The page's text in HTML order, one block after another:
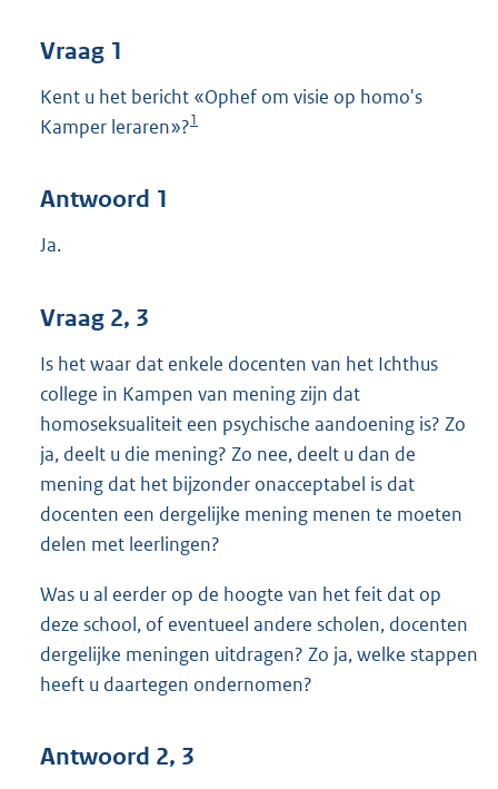
Vraag 1
Kent u het bericht «Ophef om visie op homo's
Kamper leraren»?1
Antwoord 1
Ja.
Vraag 2, 3
Is het waar dat enkele docenten van het Ichthus
college in Kampen van mening zijn dat
homoseksualiteit een psychische aandoening is? Zo
ja, deelt u die mening? Zo nee, deelt u dan de
mening dat het bijzonder onacceptabel is dat
docenten een dergelijke mening menen te moeten
delen met leerlingen?
Was u al eerder op de hoogte van het feit dat op
deze school, of eventueel andere scholen, docenten
dergelijke meningen uitdragen? Zo ja, welke stappen
heeft u daartegen ondernomen?
Antwoord 2, 3